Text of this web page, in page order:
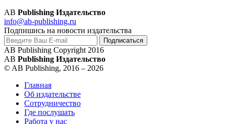
AB Publishing Издательство
info@ab-publishing.ru
Подпишись на новости издательства
AB Publishing Copyright 2016
AB Publishing Издательство
© AB Publishing, 2016 – 2026
Главная
Об издательстве
Сотрудничество
Где послушать
Работа у нас